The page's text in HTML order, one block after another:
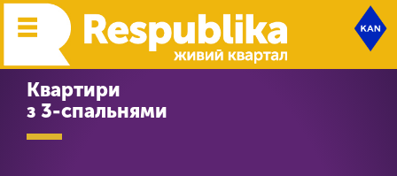
Квартири
з 3-спальнями